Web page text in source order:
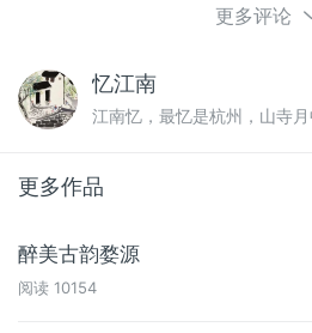
更多评论
忆江南
更多作品
醉美古韵婺源
阅读 10154